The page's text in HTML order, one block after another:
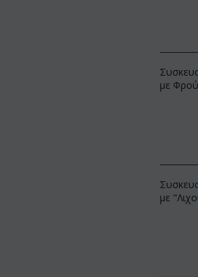
Ορχιδέα φαλαίνοψις φυτό "(1)
με
με